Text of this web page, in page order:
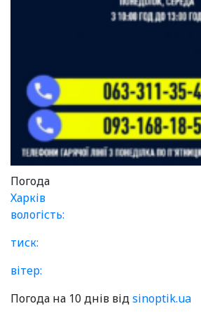
Погода
Харків
вологість:
тиск:
вітер:
Погода на 10 днів відsinoptik.ua